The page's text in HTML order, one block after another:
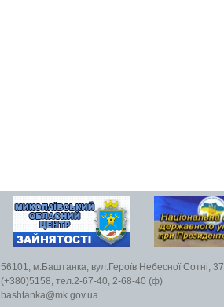
56101, м.Баштанка, вул.Героїв Небесної Сотні, 37
(+380)5158, тел.2-67-40, 2-68-40 (ф)
bashtanka@mk.gov.ua